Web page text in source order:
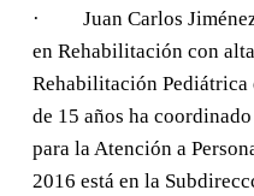
· Juan Carlos Jiménez
en Rehabilitación con
Rehabilitación Pediátrica
de 15 años ha
para la Atención a
2016 está en la